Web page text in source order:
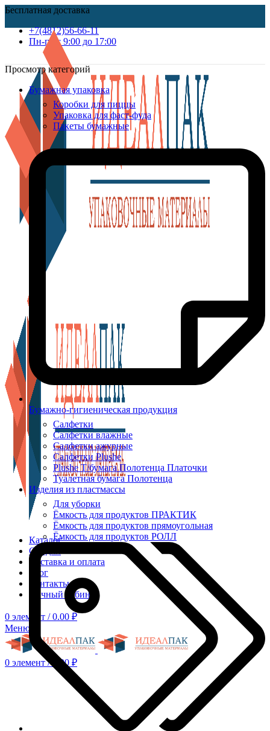
Бесплатная доставка
+7(4812)56-66-11
Пн-пт c 9:00 до 17:00
Каталог
Скидки
Доставка и оплата
Блог
Контакты
Личный кабинет
0 элемент / 0.00 ₽
Меню
0 элемент / 0.00 ₽
Просмотр категорий
Бумажная упаковка
Коробки для пиццы
Упаковка для фаст-фуда
Пакеты бумажные
Бумажно-гигиеническая продукция
Салфетки
Салфетки влажные
Салфетки ажурные
Салфетки Plushe
Plushe Т/бумага Полотенца Платочки
Туалетная бумага Полотенца
Изделия из пластмассы
Для уборки
Ёмкость для продуктов ПРАКТИК
Ёмкость для продуктов прямоугольная
Ёмкость для продуктов РОЛЛ